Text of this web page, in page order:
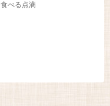
食べる点滴